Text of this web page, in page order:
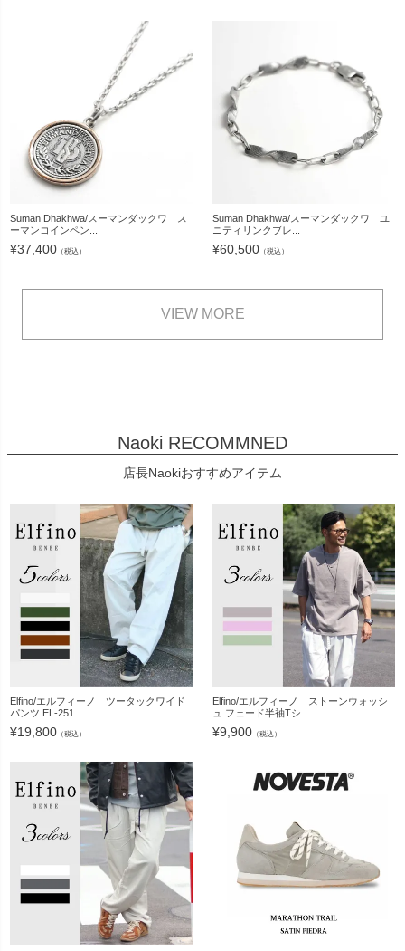
Suman Dhakhwa/スーマンダックワ ス
ーマンコインペン...
¥37,400 （税込）
Suman Dhakhwa/スーマンダックワ ユ
ニティリンクブレ...
¥60,500 （税込）
VIEW MORE
Naoki RECOMMNED
店長Naokiおすすめアイテム
Elfino/エルフィーノ ツータックワイド
パンツ EL-251...
¥19,800 （税込）
Elfino/エルフィーノ ストーンウォッシ
ュ フェード半袖Tシ...
¥9,900 （税込）